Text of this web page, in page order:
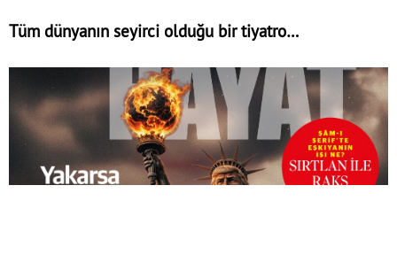
Tüm dünyanın seyirci olduğu bir tiyatro…